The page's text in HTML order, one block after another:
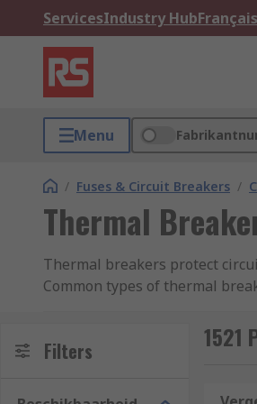
ServicesIndustry Hub
Menu
/ Fuses & Circuit Breakers /
Thermal
Thermal breakers protect
Common types of thermal
Types of Thermal Breakers
electrical switch to disrupt
Filters 1521